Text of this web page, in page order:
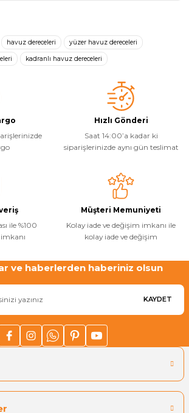
Havuz
noktaları öneri formunu kullanarak
için teşekkür ederiz.
eksik bilgiler bulunuyor.
hatalar bulunuyor.
sitelerden daha pahalı.
farklı alternatifler olmalı.
havuz dereceleri yüzer havuz dereceleri
kadranlı havuz dereceleri
Hızlı Gönderi
Saat 14:00’a kadar ki
siparişlerinizde aynı gün teslimat
ile %100
Müşteri Memuniyeti
Kolay iade ve değişim imkanı ile
kolay iade ve değişim
ve haberlerden haberiniz olsun
KAYDET